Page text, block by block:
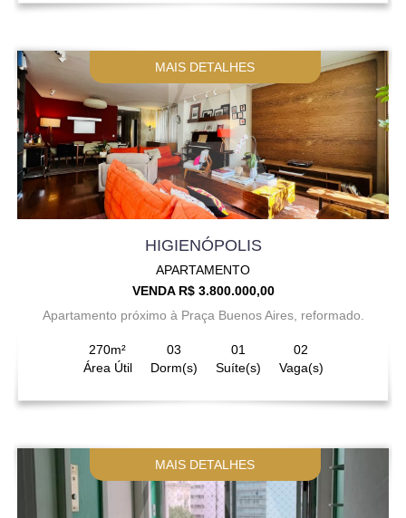
MAIS DETALHES
HIGIENÓPOLIS
APARTAMENTO
VENDA R$ 3.800.000,00
Apartamento próximo à Praça Buenos Aires, reformado.
270m²
Área Útil
03
Dorm(s)
01
Suíte(s)
02
Vaga(s)
MAIS DETALHES